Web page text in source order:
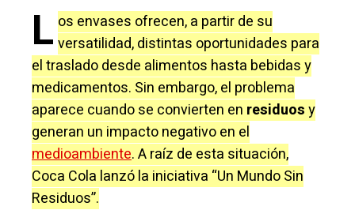
L os envases ofrecen, a partir de su
versatilidad, distintas oportunidades para
el traslado desde alimentos hasta bebidas y
medicamentos. Sin embargo, el problema
aparece cuando se convierten en residuosy
generan un impacto negativo en el
medioambiente. A raíz de esta situación,
Coca Cola lanzó la iniciativa “Un Mundo Sin
Residuos”.